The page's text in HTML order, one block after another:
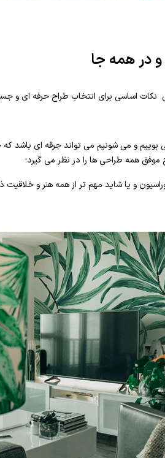
و در همه جا
نکات اساسی برای انتخاب طراح حرفه ای و
و می شونیم می تواند جرقه ای باشد
همه طراحی ها را در نظر می گیرد؛
و یا شاید مهم تر از همه هنر و خلاقیت